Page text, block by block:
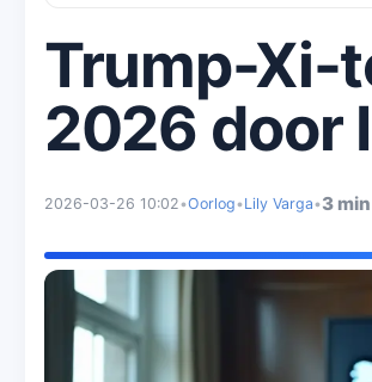
Trump-Xi-
2026 door
2026-03-26 10:02•Oorlog•Lily Varga•3